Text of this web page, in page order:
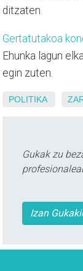
ditzaten.
Gertatutakoa
Ehunka lagun
egin zuten.
POLITIKA
Gukak zu
Izan